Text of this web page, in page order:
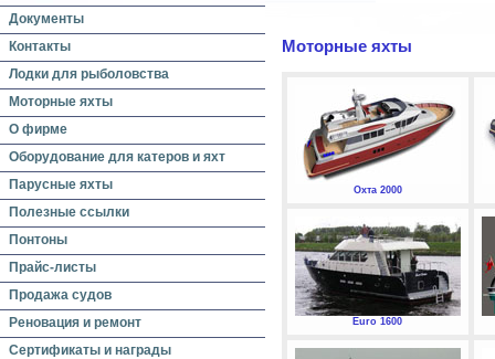
Документы
Контакты
Лодки для рыболовства
Моторные яхты
О фирме
Оборудование для катеров и яхт
Парусные яхты
Полезные ссылки
Понтоны
Прайс-листы
Продажа судов
Реновация и ремонт
Сертификаты и награды
Моторные яхты
Охта 2000
Euro 1600